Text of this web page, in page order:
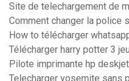
Site de telechargement de
Comment changer la police
How to télécharger
Télécharger harry potter 3
Pilote imprimante hp
Telecharger yosemite sans